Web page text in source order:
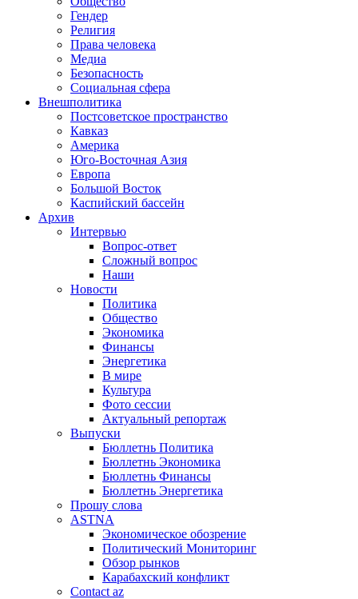
Гендер
Религия
Права человека
Медиа
Безопасность
Социальная сфера
Внешполитика
Постсоветское пространство
Кавказ
Америка
Юго-Восточная Азия
Европа
Большой Восток
Каспийский бассейн
Архив
Интервью
Вопрос-ответ
Сложный вопрос
Наши
Новости
Политика
Общество
Экономика
Финансы
Энергетика
В мире
Культура
Фото сессии
Актуальный репортаж
Выпуски
Бюллетнь Политика
Бюллетнь Экономика
Бюллетнь Финансы
Бюллетнь Энергетика
Прошу слова
ASTNA
Экономическое обозрение
Политический Мониторинг
Обзор рынков
Карабахский конфликт
Contact az